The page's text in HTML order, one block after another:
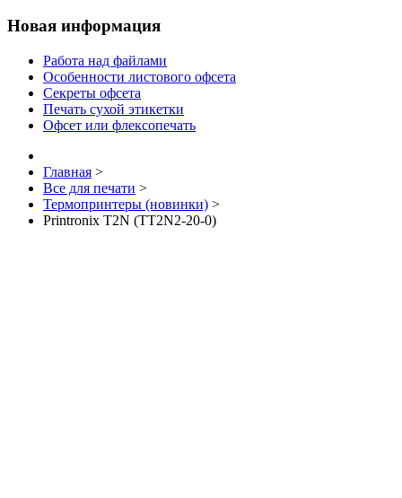
Новая информация
Работа над файлами
Особенности листового офсета
Секреты офсета
Печать сухой этикетки
Офсет или флексопечать
Главная >
Все для печати >
Термопринтеры (новинки) >
Printronix T2N (TT2N2-20-0)